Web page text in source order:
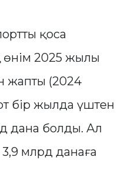
қоса
өнім 2025 жылы
жапты (2024
бір жылда үштен
дана болды. Ал
3,9 млрд данаға